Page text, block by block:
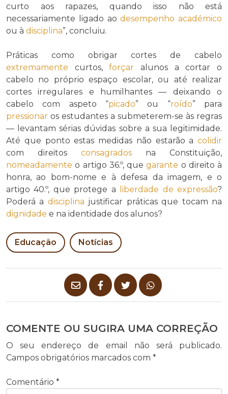
curto aos rapazes, quando isso não está
necessariamente ligado aodesempenho académico
ou à disciplina”, concluiu.
Práticas como obrigar cortes de cabelo
extremamente curtos,forçar alunos a cortar o
cabelo no próprio espaço escolar, ou até realizar
cortes irregulares e humilhantes — deixando o
cabelo com aspeto “picado” ou “roído” para
pressionar os estudantes a submeterem-se às regras
— levantam sérias dúvidas sobre a sua legitimidade.
Até que ponto estas medidas não estarão a colidir
com direitos consagrados na Constituição,
nomeadamente o artigo 36.º, quegarante o direito à
honra, ao bom-nome e à defesa da imagem, e o
artigo 40.º, que protege a
liberdade de expressão?
Poderá a disciplina justificar práticas que tocam na
dignidade e na identidade dos alunos?
Educação Notícias
COMENTE OU SUGIRA UMA CORREÇÃO
O seu endereço de email não será publicado.
Campos obrigatórios marcados com *
Comentário *